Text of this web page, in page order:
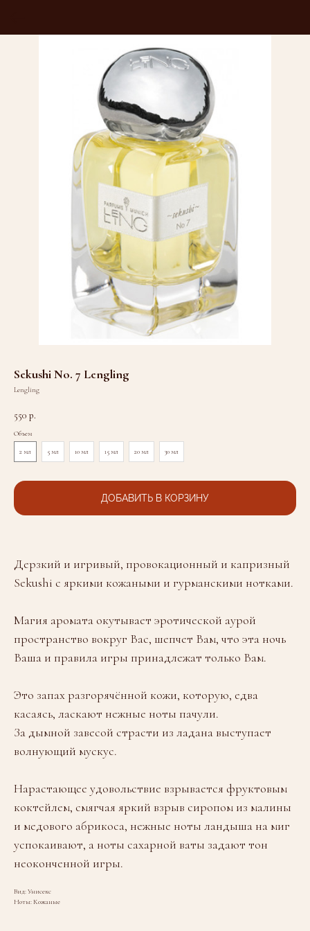
Sekushi No. 7 Lengling
Lengling
550 р.
Объем
2 мл 5 мл 10 мл 15 мл 20 мл 30 мл
ДОБАВИТЬ В КОРЗИНУ
Дерзкий и игривый, провокационный и капризный
Sekushi с яркими кожаными и гурманскими нотками.
Магия аромата окутывает эротической аурой
пространство вокруг Вас, шепчет Вам, что эта ночь
Ваша и правила игры принадлежат только Вам.
Это запах разгорячённой кожи, которую, едва
касаясь, ласкают нежные ноты пачули.
За дымной завесой страсти из ладана выступает
волнующий мускус.
Нарастающее удовольствие взрывается фруктовым
коктейлем, смягчая яркий взрыв сиропом из малины
и медового абрикоса, нежные ноты ландыша на миг
успокаивают, а ноты сахарной ваты задают тон
неоконченной игры.
Вид: Унисекс
Ноты: Кожаные